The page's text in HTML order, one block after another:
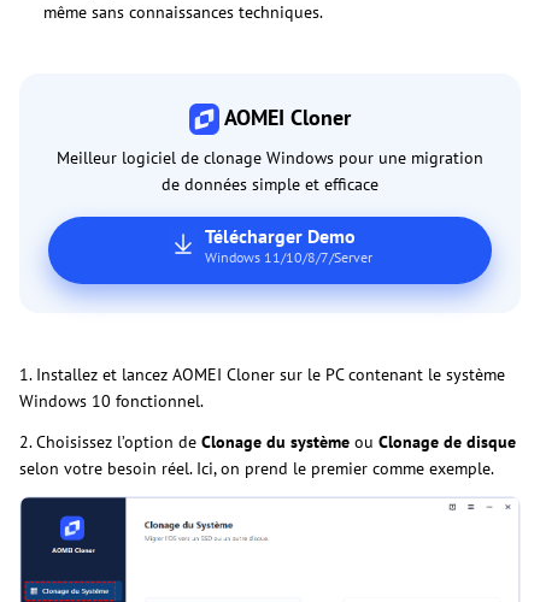
même sans connaissances techniques.
AOMEI Cloner
Meilleur logiciel de clonage Windows pour une migration
de données simple et efficace
Télécharger Demo
Windows 11/10/8/7/Server
1. Installez et lancez AOMEI Cloner sur le PC contenant le système
Windows 10 fonctionnel.
2. Choisissez l’option de Clonage du système ou Clonage de disque
selon votre besoin réel. Ici, on prend le premier comme exemple.